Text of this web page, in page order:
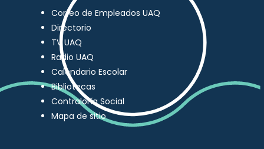
Correo de Empleados UAQ
Directorio
TV UAQ
Radio UAQ
Calendario Escolar
Bibliotecas
Contraloría Social
Mapa de sitio